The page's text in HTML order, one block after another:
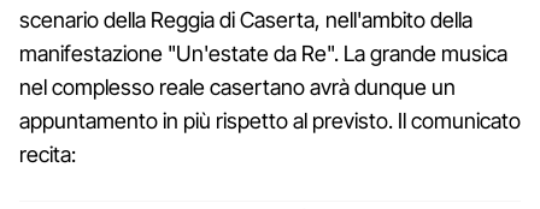
scenario della Reggia di Caserta, nell'ambito della
manifestazione "Un'estate da Re". La grande musica
nel complesso reale casertano avrà dunque un
appuntamento in più rispetto al previsto. Il comunicato
recita: